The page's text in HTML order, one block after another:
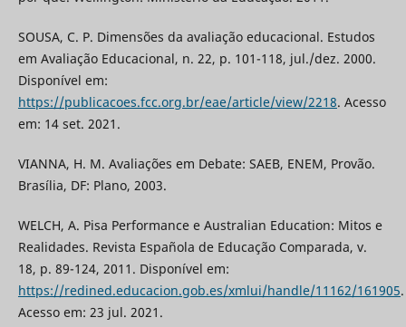
SOUSA, C. P. Dimensões da avaliação educacional. Estudos
em Avaliação Educacional, n. 22, p. 101-118, jul./dez. 2000.
Disponível em:
https://publicacoes.fcc.org.br/eae/article/view/2218. Acesso
em: 14 set. 2021.
VIANNA, H. M. Avaliações em Debate: SAEB, ENEM, Provão.
Brasília, DF: Plano, 2003.
WELCH, A. Pisa Performance e Australian Education: Mitos e
Realidades. Revista Española de Educação Comparada, v.
18, p. 89-124, 2011. Disponível em:
https://redined.educacion.gob.es/xmlui/handle/11162/161905.
Acesso em: 23 jul. 2021.